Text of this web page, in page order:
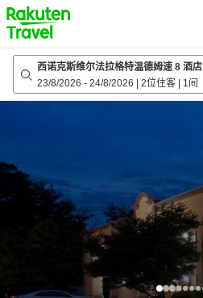
to
top
page
西诺克斯维尔法拉格特温德姆速 8 酒店
23/8/2026 - 24/8/2026 2位住客 1间